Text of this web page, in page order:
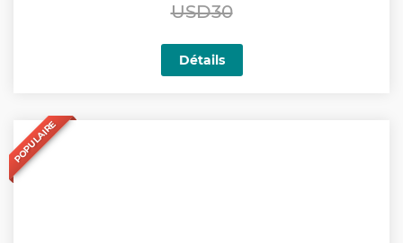
USD30
Détails
POPULAIRE